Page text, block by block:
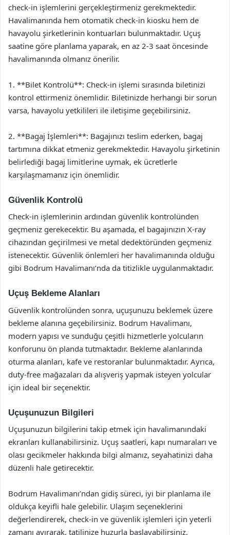
check-in işlemlerini gerçekleştirmeniz gerekmektedir.
Havalimanında hem otomatik check-in kiosku hem de
havayolu şirketlerinin kontuarları bulunmaktadır. Uçuş
saatine göre planlama yaparak, en az 2-3 saat öncesinde
havalimanında olmanız önerilir.
1. **Bilet Kontrolü**: Check-in işlemi sırasında biletinizi
kontrol ettirmeniz önemlidir. Biletinizde herhangi bir sorun
varsa, havayolu yetkilileri ile iletişime geçebilirsiniz.
2. **Bagaj İşlemleri**: Bagajınızı teslim ederken, bagaj
tartımına dikkat etmeniz gerekmektedir. Havayolu şirketinin
belirlediği bagaj limitlerine uymak, ek ücretlerle
karşılaşmamanız için önemlidir.
Güvenlik Kontrolü
Check-in işlemlerinin ardından güvenlik kontrolünden
geçmeniz gerekecektir. Bu aşamada, el bagajınızın X-ray
cihazından geçirilmesi ve metal dedektöründen geçmeniz
istenecektir. Güvenlik önlemleri her havalimanında olduğu
gibi Bodrum Havalimanı’nda da titizlikle uygulanmaktadır.
Uçuş Bekleme Alanları
Güvenlik kontrolünden sonra, uçuşunuzu beklemek üzere
bekleme alanına geçebilirsiniz. Bodrum Havalimanı,
modern yapısı ve sunduğu çeşitli hizmetlerle yolcuların
konforunu ön planda tutmaktadır. Bekleme alanlarında
oturma alanları, kafe ve restoranlar bulunmaktadır. Ayrıca,
duty-free mağazaları da alışveriş yapmak isteyen yolcular
için ideal bir seçenektir.
Uçuşunuzun Bilgileri
Uçuşunuzun bilgilerini takip etmek için havalimanındaki
ekranları kullanabilirsiniz. Uçuş saatleri, kapı numaraları ve
olası gecikmeler hakkında bilgi almanız, seyahatinizi daha
düzenli hale getirecektir.
Bodrum Havalimanı’ndan gidiş süreci, iyi bir planlama ile
oldukça keyifli hale gelebilir. Ulaşım seçeneklerini
değerlendirerek, check-in ve güvenlik işlemleri için yeterli
zamanı ayırarak, tatilinize huzurla başlayabilirsiniz.